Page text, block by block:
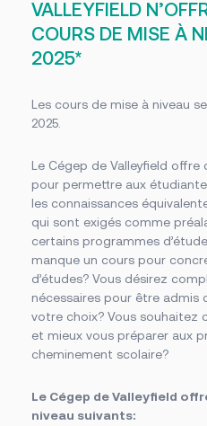
VALLEYFIELD
COURS DE MISE À
2025*
Les cours de mise à niveau
2025.
Le Cégep de Valleyfield offre
pour permettre aux
les connaissances
qui sont exigés comme
certains programmes
manque un cours pour
d’études? Vous désirez
nécessaires pour être admis
votre choix? Vous souhaitez
et mieux vous préparer aux
cheminement scolaire?
Le Cégep de Valleyfield
niveau suivants: